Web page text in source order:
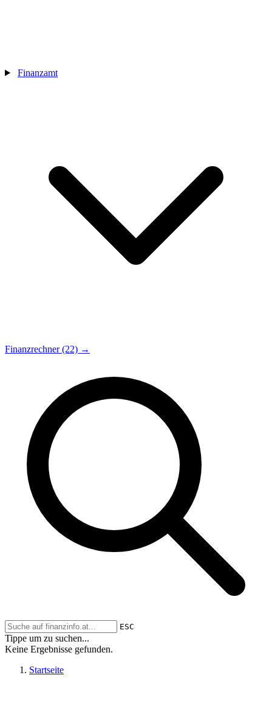
Finanzamt
Finanzrechner (22) →
ESC
Tippe um zu suchen...
Keine Ergebnisse gefunden.
Startseite